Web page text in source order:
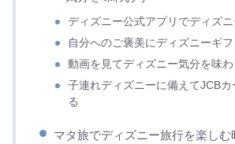
ディズニー公式アプリでディズ
自分へのご褒美にディズニーギ
動画を見てディズニー気分を味わ
子連れディズニーに備えてJCB
る
マタ旅でディズニー旅行を楽しむ